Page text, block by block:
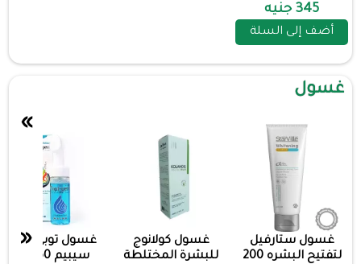
345 جنيه
أضف إلى السلة
غسول
غسول ستارفيل
لتفتيح البشره 200
غسول كولانوج
للبشرة المختلطة
غسول توبي جينت
»
«